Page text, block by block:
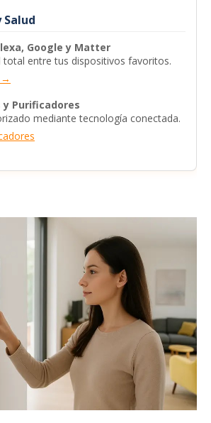
Salud
Google y Matter
total entre tus dispositivos favoritos.
→
y Purificadores
mediante tecnología conectada.